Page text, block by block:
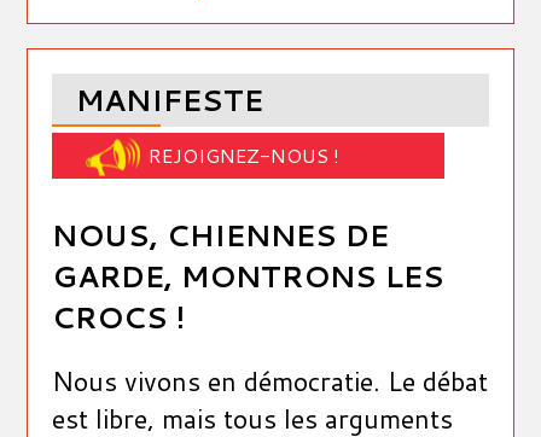
MANIFESTE
REJOIGNEZ-NOUS !
NOUS, CHIENNES DE
GARDE, MONTRONS LES
CROCS !
Nous vivons en démocratie. Le débat
est libre, mais tous les arguments